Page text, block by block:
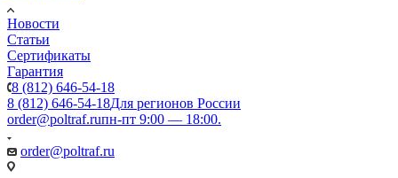
Новости
Статьи
Сертификаты
Гарантия
8 (812) 646-54-18
8 (812) 646-54-18Для регионов России
order@poltraf.ruпн-пт 9:00 — 18:00.
order@poltraf.ru